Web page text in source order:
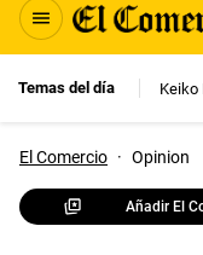
Temas del día Keiko
El Comercio · Opinion
Añadir El